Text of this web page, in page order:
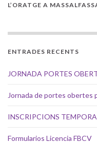
L’ORATGE A
ENTRADES RECENTS
JORNADA PORTES
Jornada de portes obertes
INSCRIPCIONS
Formularios Licencia FBCV